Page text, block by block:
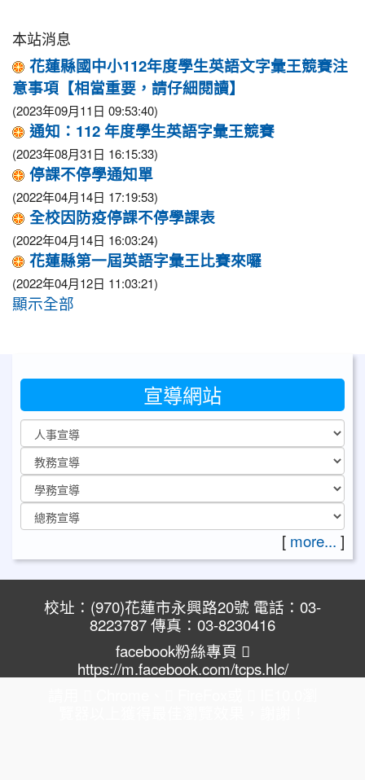
本站消息
花蓮縣國中小112年度學生英語文字彙王競賽注
意事項【相當重要，請仔細閱讀】
(2023年09月11日 09:53:40)
通知：112 年度學生英語字彙王競賽
(2023年08月31日 16:15:33)
停課不停學通知單
(2022年04月14日 17:19:53)
全校因防疫停課不停學課表
(2022年04月14日 16:03:24)
花蓮縣第一屆英語字彙王比賽來囉
(2022年04月12日 11:03:21)
顯示全部
宣導網站
[ more... ]
校址：(970)花蓮市永興路20號 電話：03-
8223787 傳真：03-8230416
facebook粉絲專頁
https://m.facebook.com/tcps.hlc/